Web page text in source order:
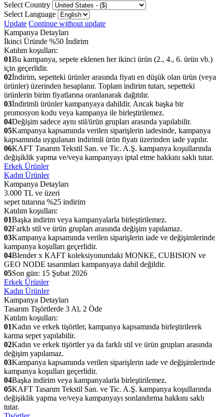
Select Country
Select Language
Update Continue without update
Kampanya Detayları
İkinci Üründe %50 İndirim
Katılım koşulları:
01Bu kampanya, sepete eklenen her ikinci ürün (2., 4., 6. ürün vb.)
için geçerlidir.
02İndirim, sepetteki ürünler arasında fiyatı en düşük olan ürün (veya
ürünler) üzerinden hesaplanır. Toplam indirim tutarı, sepetteki
ürünlerin birim fiyatlarına oranlanarak dağıtılır.
03İndirimli ürünler kampanyaya dahildir. Ancak başka bir
promosyon kodu veya kampanya ile birleştirilemez.
04Değişim sadece aynı stil/ürün grupları arasında yapılabilir.
05Kampanya kapsamında verilen siparişlerin iadesinde, kampanya
kapsamında uygulanan indirimli ürün fiyatı üzerinden iade yapılır.
06KAFT Tasarım Tekstil San. ve Tic. A.Ş. kampanya koşullarında
değişiklik yapma ve/veya kampanyayı iptal etme hakkını saklı tutar.
Erkek Ürünler
Kadın Ürünler
Kampanya Detayları
3.000 TL ve üzeri
sepet tutarına %25 indirim
Katılım koşulları:
01Başka indirim veya kampanyalarla birleştirilemez.
02Farklı stil ve ürün grupları arasında değişim yapılamaz.
03Kampanya kapsamında verilen siparişlerin iade ve değişimlerinde
kampanya koşulları geçerlidir.
04Blender x KAFT koleksiyonundaki MONKE, CUBISION ve
GEO NODE tasarımları kampanyaya dahil değildir.
05Son gün: 15 Şubat 2026
Erkek Ürünler
Kadın Ürünler
Kampanya Detayları
Tasarım Tişörtlerde 3 Al, 2 Öde
Katılım koşulları:
01Kadın ve erkek tişörtler, kampanya kapsamında birleştirilerek
karma sepet yapılabilir.
02Kadın ve erkek tişörtler ya da farklı stil ve ürün grupları arasında
değişim yapılamaz.
03Kampanya kapsamında verilen siparişlerin iade ve değişimlerinde
kampanya koşulları geçerlidir.
04Başka indirim veya kampanyalarla birleştirilemez.
05KAFT Tasarım Tekstil San. ve Tic. A.Ş. kampanya koşullarında
değişiklik yapma ve/veya kampanyayı sonlandırma hakkını saklı
tutar.